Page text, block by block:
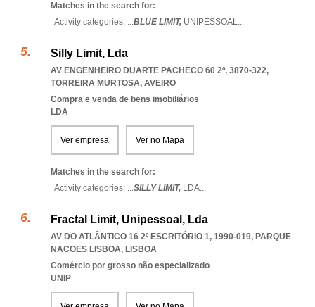
Matches in the search for:
Activity categories: ...BLUE LIMIT, UNIPESSOAL...
Silly Limit, Lda
AV ENGENHEIRO DUARTE PACHECO 60 2º, 3870-322,
TORREIRA MURTOSA, AVEIRO
Compra e venda de bens imobiliários
LDA
Ver empresa Ver no Mapa
Matches in the search for:
Activity categories: ...SILLY LIMIT, LDA...
Fractal Limit, Unipessoal, Lda
AV DO ATLÂNTICO 16 2º ESCRITÓRIO 1, 1990-019, PARQUE
NACOES LISBOA, LISBOA
Comércio por grosso não especializado
UNIP